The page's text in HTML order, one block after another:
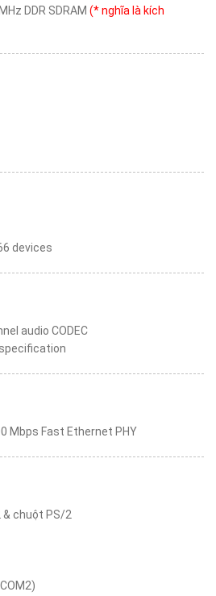
DDR SDRAM (* nghĩa là kích
devices
audio CODEC
Mbps Fast Ethernet PHY
& chuột PS/2